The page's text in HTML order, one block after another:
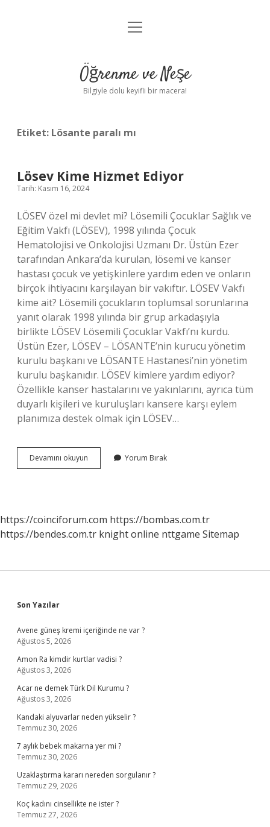
Anasayfa
Yasal Uyarı
menüyü
Öğrenme ve Neşe
Bilgiyle dolu keyifli bir macera!
Etiket: Lösante paralı mı
Lösev Kime Hizmet Ediyor
Tarih: Kasım 16, 2024
LÖSEV özel mi devlet mi? Lösemili Çocuklar Sağlık ve
Eğitim Vakfı (LÖSEV), 1998 yılında Çocuk
Hematolojisi ve Onkolojisi Uzmanı Dr. Üstün Ezer
tarafından Ankara’da kurulan, lösemi ve kanser
hastası çocuk ve yetişkinlere yardım eden ve onların
birçok ihtiyacını karşılayan bir vakıftır. LÖSEV Vakfı
kime ait? Lösemili çocukların toplumsal sorunlarına
yanıt olarak 1998 yılında bir grup arkadaşıyla
birlikte LÖSEV Lösemili Çocuklar Vakfı’nı kurdu.
Üstün Ezer, LÖSEV – LÖSANTE’nin kurucu yönetim
kurulu başkanı ve LÖSANTE Hastanesi’nin yönetim
kurulu başkanıdır. LÖSEV kimlere yardım ediyor?
Özellikle kanser hastalarını ve yakınlarını, ayrıca tüm
duyarlı kişileri ve kuruluşları kansere karşı eylem
planımıza destek olmak için LÖSEV…
Devamını okuyun
Kime
Yorum Bırak
https://coinciforum.com https://bombas.com.tr
https://bendes.com.tr knight online nttgame Sitemap
Sidebar
Son Yazılar
Avene güneş kremi içeriğinde ne var ?
Ağustos 5, 2026
Amon Ra kimdir kurtlar vadisi ?
Ağustos 3, 2026
Acar ne demek Türk Dil Kurumu ?
Ağustos 3, 2026
Kandaki alyuvarlar neden yükselir ?
Temmuz 30, 2026
7 aylık bebek makarna yer mi ?
Temmuz 30, 2026
Uzaklaştırma kararı nereden sorgulanır ?
Temmuz 29, 2026
Koç kadını cinsellikte ne ister ?
Temmuz 27, 2026